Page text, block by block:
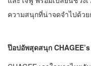
ความสนุกที่น่าจดจำไปด้วย
ป๊อปอัพสุดสนุก